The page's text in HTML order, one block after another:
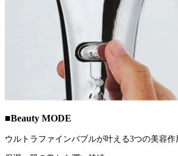
■Beauty MODE
ウルトラファインバブルが叶える3つの美容作